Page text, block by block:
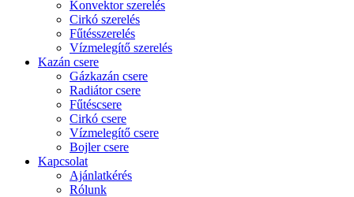
Konvektor szerelés
Cirkó szerelés
Fűtésszerelés
Vízmelegítő szerelés
Kazán csere
Gázkazán csere
Radiátor csere
Fűtéscsere
Cirkó csere
Vízmelegítő csere
Bojler csere
Kapcsolat
Ajánlatkérés
Rólunk